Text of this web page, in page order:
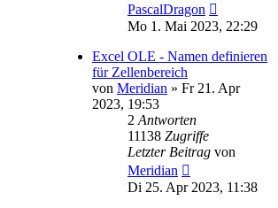
PascalDragon
Mo 1. Mai 2023, 22:29
Excel OLE - Namen definieren
für Zellenbereich
von Meridian » Fr 21. Apr
2023, 19:53
2 Antworten
11138 Zugriffe
Letzter Beitrag von
Meridian
Di 25. Apr 2023, 11:38